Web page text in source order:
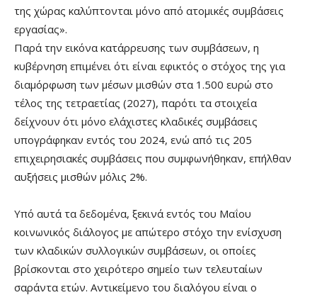
της χώρας καλύπτονται μόνο από ατομικές συμβάσεις
εργασίας».
Παρά την εικόνα κατάρρευσης των συμβάσεων, η
κυβέρνηση επιμένει ότι είναι εφικτός ο στόχος της για
διαμόρφωση των μέσων μισθών στα 1.500 ευρώ στο
τέλος της τετραετίας (2027), παρότι τα στοιχεία
δείχνουν ότι μόνο ελάχιστες κλαδικές συμβάσεις
υπογράφηκαν εντός του 2024, ενώ από τις 205
επιχειρησιακές συμβάσεις που συμφωνήθηκαν, επήλθαν
αυξήσεις μισθών μόλις 2%.
Υπό αυτά τα δεδομένα, ξεκινά εντός του Μαΐου
κοινωνικός διάλογος με απώτερο στόχο την ενίσχυση
των κλαδικών συλλογικών συμβάσεων, οι οποίες
βρίσκονται στο χειρότερο σημείο των τελευταίων
σαράντα ετών. Αντικείμενο του διαλόγου είναι ο